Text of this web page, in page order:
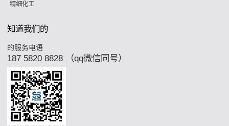
精细化工
知道我们的
的服务电语
187 5820 8828 （qq微信同号）